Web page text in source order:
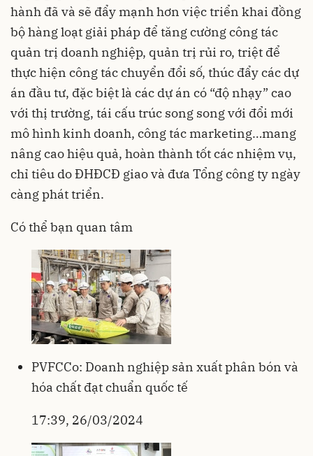
hành đã và sẽ đẩy mạnh hơn việc triển khai đồng
bộ hàng loạt giải pháp để tăng cường công tác
quản trị doanh nghiệp, quản trị rủi ro, triệt để
thực hiện công tác chuyển đổi số, thúc đẩy các dự
án đầu tư, đặc biệt là các dự án có “độ nhạy” cao
với thị trường, tái cấu trúc song song với đổi mới
mô hình kinh doanh, công tác marketing…mang
nâng cao hiệu quả, hoàn thành tốt các nhiệm vụ,
chỉ tiêu do ĐHĐCĐ giao và đưa Tổng công ty ngày
càng phát triển.
Có thể bạn quan tâm
PVFCCo: Doanh nghiệp sản xuất phân bón và
hóa chất đạt chuẩn quốc tế
17:39, 26/03/2024